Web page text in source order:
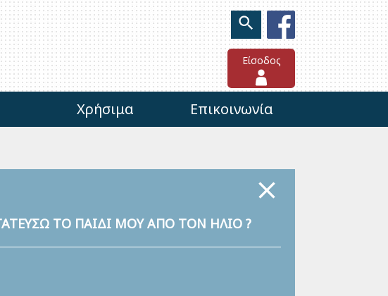
Είσοδος
Χρήσιμα Επικοινωνία
ΤΟ ΠΑΙΔΙ ΜΟΥ ΑΠΟ ΤΟΝ ΗΛΙΟ ?